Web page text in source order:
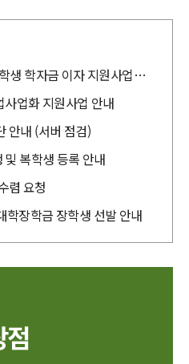
생 학자금 이자 지원사업 안
업화 지원사업 안내
안내 (서버 점검)
복학생 등록 안내
렴 요청
학장학금 장학생 선발 안내
점